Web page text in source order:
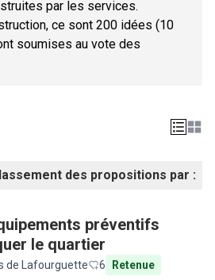
par les services.
ce sont 200 idées (10
soumises au vote des
des propositions par :
préventifs
le quartier
de Lafourguette 6 Retenue